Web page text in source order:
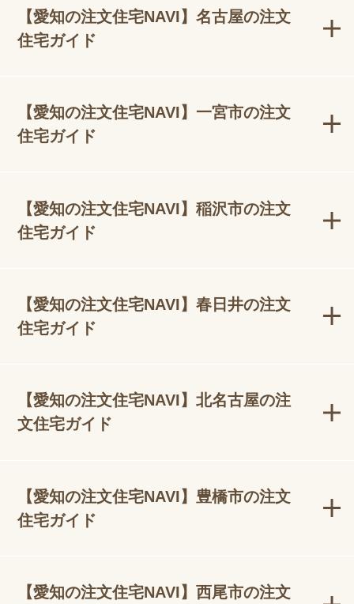
【愛知の注文住宅NAVI】名古屋の注文
住宅ガイド
【愛知の注文住宅NAVI】一宮市の注文
住宅ガイド
【愛知の注文住宅NAVI】稲沢市の注文
住宅ガイド
【愛知の注文住宅NAVI】春日井の注文
住宅ガイド
【愛知の注文住宅NAVI】北名古屋の注
文住宅ガイド
【愛知の注文住宅NAVI】豊橋市の注文
住宅ガイド
【愛知の注文住宅NAVI】西尾市の注文